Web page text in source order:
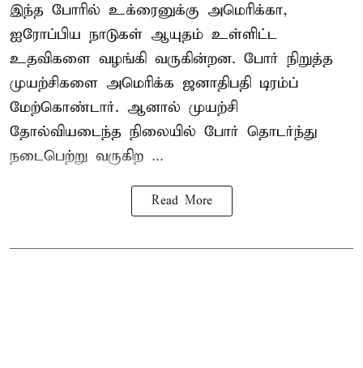
இந்த போரில் உக்ரைனுக்கு அமெரிக்கா,
ஐரோப்பிய நாடுகள் ஆயுதம் உள்ளிட்ட
உதவிகளை வழங்கி வருகின்றன. போர் நிறுத்த
முயற்சிகளை அமெரிக்க ஜனாதிபதி டிரம்ப்
மேற்கொண்டார். ஆனால் முயற்சி
தோல்வியடைந்த நிலையில் போர் தொடர்ந்து
நடைபெற்று வருகிற ...
Read More